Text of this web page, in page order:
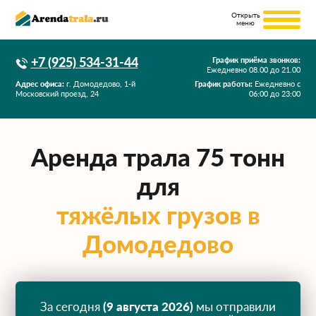
+7 (925) 534-31-44
Адрес офиса: г. Домодедово, 1-й
Московский проезд, 24
График приёма звонков:
Ежедневно 08.00 до 21.00
График работы: Ежедневно с
06:00 до 23:00
Аренда трала 75 тонн
для
тяжёлых грузов в
Домодедово
За сегодня(9 августа 2026) мы отправили